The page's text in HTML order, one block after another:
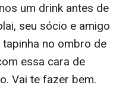
um drink antes de
seu sócio e amigo
no ombro de
essa cara de
Vai te fazer bem.